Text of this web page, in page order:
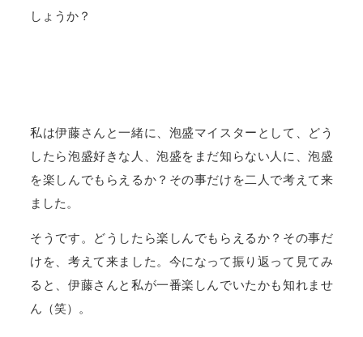
しょうか？
私は伊藤さんと一緒に、泡盛マイスターとして、どう
したら泡盛好きな人、泡盛をまだ知らない人に、泡盛
を楽しんでもらえるか？その事だけを二人で考えて来
ました。
そうです。どうしたら楽しんでもらえるか？その事だ
けを、考えて来ました。今になって振り返って見てみ
ると、伊藤さんと私が一番楽しんでいたかも知れませ
ん（笑）。